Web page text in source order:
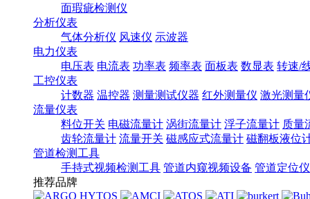
面瑕疵检测仪
分析仪表
气体分析仪 风速仪 示波器
电力仪表
电压表 电流表 功率表 频率表 面板表 数显表 转速/
工控仪表
计数器 温控器 测量测试仪器 红外测量仪 激光测量
流量仪表
料位开关 电磁流量计 涡街流量计 浮子流量计 质量
齿轮流量计 流量开关 磁感应式流量计 磁翻板液位
管道检测工具
手持式视频检测工具 管道内窥视频设备 管道定位仪
推荐品牌